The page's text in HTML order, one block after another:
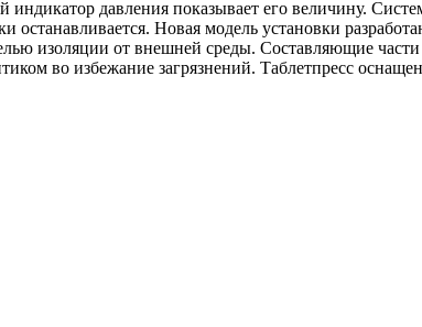
индикатор давления показывает его величину.
останавливается. Новая модель установки
изоляции от внешней среды. Составляющие
во избежание загрязнений. Таблетпресс